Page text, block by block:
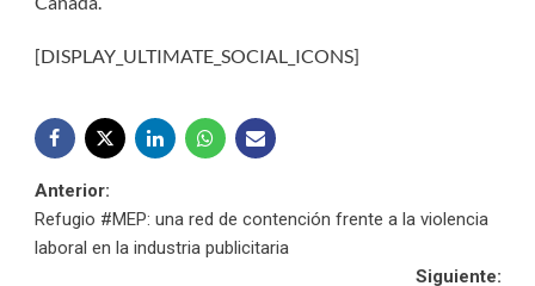
[DISPLAY_ULTIMATE_SOCIAL_ICONS]
Navegación
de
Anterior:
Refugio #MEP: una red de contención frente a la violencia
laboral en la industria publicitaria
Siguiente: